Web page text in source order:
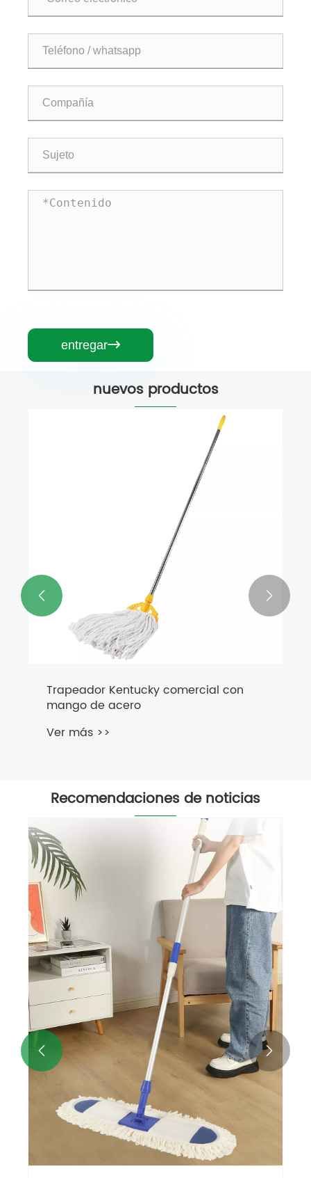
entregar
nuevos productos
Trapeador Kentucky comercial con
mango de acero
Ver más >>
 
Recomendaciones de noticias
 